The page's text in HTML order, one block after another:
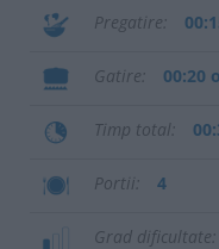
Pregatire
Gatire 00:20
Timp total
Portii 4
Grad dificultate